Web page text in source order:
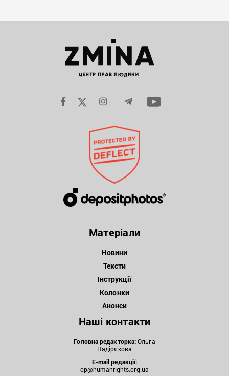
Матеріали
Новини
Тексти
Інструкції
Колонки
Анонси
Наші контакти
Головна редакторка:Ольга
Падірякова
E-mail редакції:
op@humanrights.org.ua